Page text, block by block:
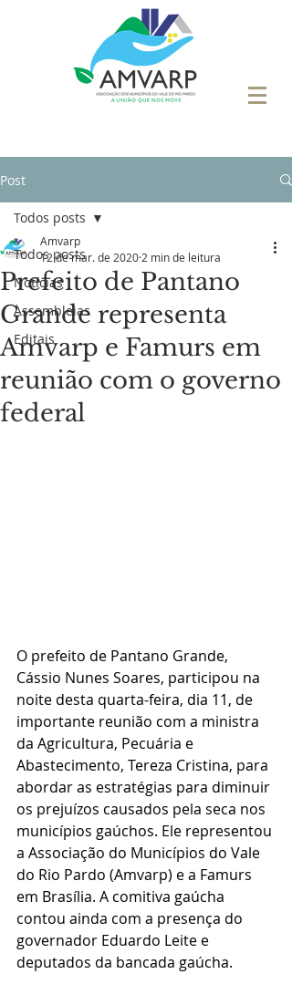
Post
Todos posts
Notícias
Assembleias
Editais
Todos posts
Prefeito de Pantano
Grande representa
Amvarp e Famurs em
reunião com o governo
federal
Amvarp
12 de mar. de 2020 2 min de leitura
O prefeito de Pantano Grande,
Cássio Nunes Soares, participou na
noite desta quarta-feira, dia 11, de
importante reunião com a ministra
da Agricultura, Pecuária e
Abastecimento, Tereza Cristina, para
abordar as estratégias para diminuir
os prejuízos causados pela seca nos
municípios gaúchos. Ele representou
a Associação do Municípios do Vale
do Rio Pardo (Amvarp) e a Famurs
em Brasília. A comitiva gaúcha
contou ainda com a presença do
governador Eduardo Leite e
deputados da bancada gaúcha.